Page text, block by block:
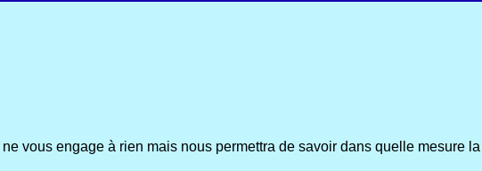
vous engage à rien mais nous permettra de savoir dans quelle mesure